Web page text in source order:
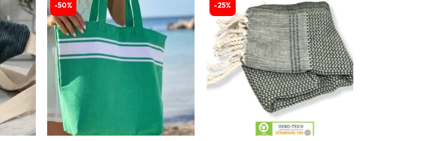
Ajouter
à la
liste
d’envies
-50%
à la
liste
d’envies
-25%
Ajouter
à la
liste
d’envies